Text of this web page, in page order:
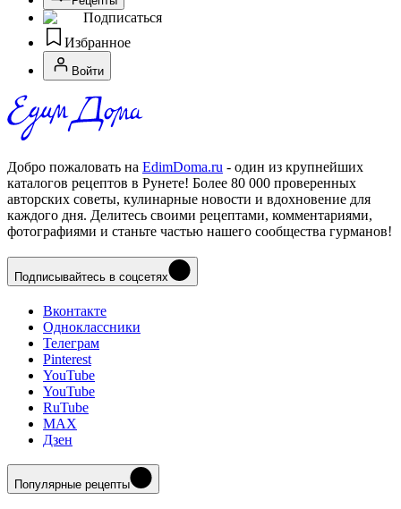
Подписаться
Избранное
Войти
Добро пожаловать на EdimDoma.ru - один из крупнейших
каталогов рецептов в Рунете! Более 80 000 проверенных
авторских советы, кулинарные новости и вдохновение для
каждого дня. Делитесь своими рецептами, комментариями,
фотографиями и станьте частью нашего сообщества гурманов!
Подписывайтесь в соцсетях
Вконтакте
Одноклассники
Телеграм
Pinterest
YouTube
YouTube
RuTube
MAX
Дзен
Популярные рецепты